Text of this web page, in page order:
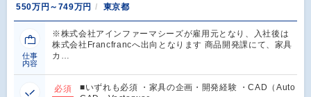
550万円～749万円
東京都
仕事
内容
※株式会社アインファーマシーズが雇用元となり、入社後は
株式会社Francfrancへ出向となります 商品開発課にて、家具
カ…
必須
■いずれも必須 ・家具の企画・開発経験 ・CAD（Auto